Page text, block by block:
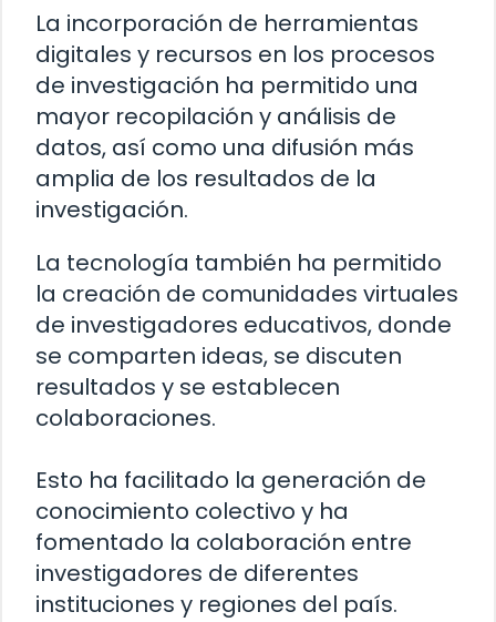
La incorporación de herramientas
digitales y recursos en los procesos
de investigación ha permitido una
mayor recopilación y análisis de
datos, así como una difusión más
amplia de los resultados de la
investigación.
La tecnología también ha permitido
la creación de comunidades virtuales
de investigadores educativos, donde
se comparten ideas, se discuten
resultados y se establecen
colaboraciones.
Esto ha facilitado la generación de
conocimiento colectivo y ha
fomentado la colaboración entre
investigadores de diferentes
instituciones y regiones del país.